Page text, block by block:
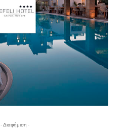
- Διαφήμιση -